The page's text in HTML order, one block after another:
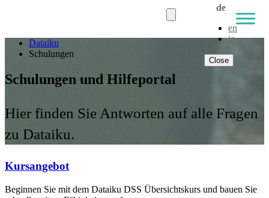
de
en
ja
Close
Dataiku
Schulungen
Schulungen und Hilfeportal
Hier finden Sie Antworten auf alle Fragen
zu Dataiku.
Kursangebot
Beginnen Sie mit dem Dataiku DSS Übersichtskurs und bauen Sie